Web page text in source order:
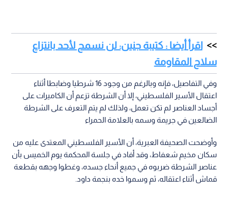
اقرأ أيضا : كتيبة جنين: لن نسمح لأحد بانتزاع
سلاح المقاومة
وفي التفاصيل، فإنه وبالرغم من وجود 16 شرطيا وضابطا أثناء
اعتقال الأسير الفلسطيني، إلا أن الشرطة تزعم أن الكاميرات على
أجساد العناصر لم تكن تعمل، ولذلك لم يتم التعرف على الشرطة
الضالعين في جريمة وسمه بالعلامة الحمراء
وأوضحت الصحيفة العبرية، أن الأسير الفلسطيني المعتدى عليه من
سكان مخيم شعفاط، وقد أفاد في جلسة المحكمة يوم الخميس بأن
عناصر الشرطة ضربوه في جميع أنحاء جسده، وغطوا وجهه بقطعة
قماش أثناء اعتقاله، ثم وسموا خده بنجمة داود.